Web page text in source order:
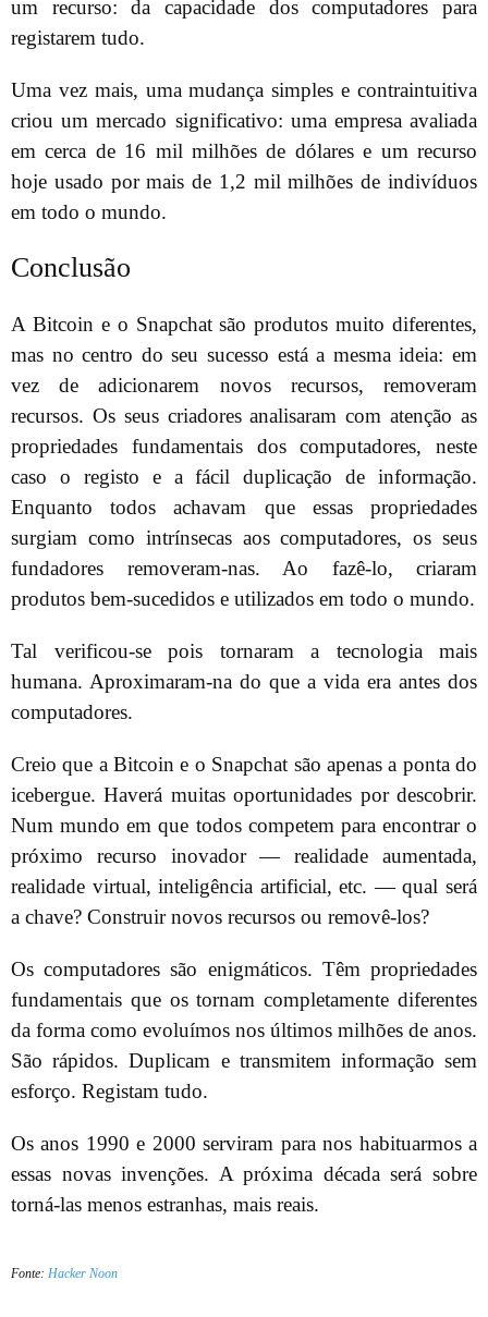
um recurso: da capacidade dos computadores para
registarem tudo.
Uma vez mais, uma mudança simples e contraintuitiva
criou um mercado significativo: uma empresa avaliada
em cerca de 16 mil milhões de dólares e um recurso
hoje usado por mais de 1,2 mil milhões de indivíduos
em todo o mundo.
Conclusão
A Bitcoin e o Snapchat são produtos muito diferentes,
mas no centro do seu sucesso está a mesma ideia: em
vez de adicionarem novos recursos, removeram
recursos. Os seus criadores analisaram com atenção as
propriedades fundamentais dos computadores, neste
caso o registo e a fácil duplicação de informação.
Enquanto todos achavam que essas propriedades
surgiam como intrínsecas aos computadores, os seus
fundadores removeram-nas. Ao fazê-lo, criaram
produtos bem-sucedidos e utilizados em todo o mundo.
Tal verificou-se pois tornaram a tecnologia mais
humana. Aproximaram-na do que a vida era antes dos
computadores.
Creio que a Bitcoin e o Snapchat são apenas a ponta do
icebergue. Haverá muitas oportunidades por descobrir.
Num mundo em que todos competem para encontrar o
próximo recurso inovador — realidade aumentada,
realidade virtual, inteligência artificial, etc. — qual será
a chave? Construir novos recursos ou removê-los?
Os computadores são enigmáticos. Têm propriedades
fundamentais que os tornam completamente diferentes
da forma como evoluímos nos últimos milhões de anos.
São rápidos. Duplicam e transmitem informação sem
esforço. Registam tudo.
Os anos 1990 e 2000 serviram para nos habituarmos a
essas novas invenções. A próxima década será sobre
torná-las menos estranhas, mais reais.
Fonte: Hacker Noon